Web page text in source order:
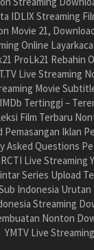
IDLIX Streaming
Movie 21,
Online
ProLk21 Rebahin
Live Streaming
Movie
Tertinggi –
Film Terbaru
Iklan
Asked Questions
Live Streaming
Series Upload
Indonesia
Streaming
Nonton
YMTV Live Streaming